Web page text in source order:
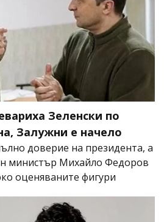
Зеленски по
Залужни е начело
доверие на президента, а
министър Михайло Федоров
оценяваните фигури